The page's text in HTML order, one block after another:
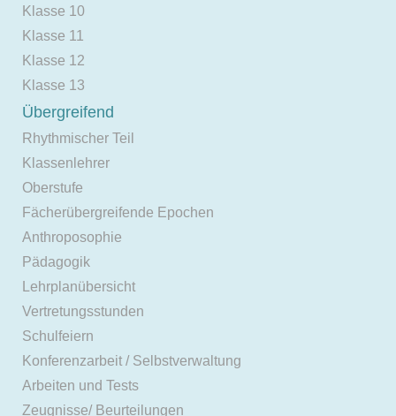
Klasse 10
Klasse 11
Klasse 12
Klasse 13
Übergreifend
Rhythmischer Teil
Klassenlehrer
Oberstufe
Fächerübergreifende Epochen
Anthroposophie
Pädagogik
Lehrplanübersicht
Vertretungsstunden
Schulfeiern
Konferenzarbeit / Selbstverwaltung
Arbeiten und Tests
Zeugnisse/ Beurteilungen